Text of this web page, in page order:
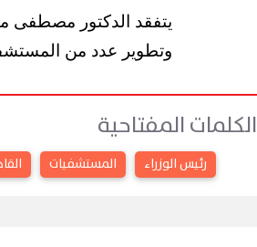
يتفقد الدكتور مصطفى
وتطوير عدد من
الكلمات المفتاحية
رئيس الوزراء المستشفيات